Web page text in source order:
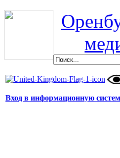
Вход в информационную